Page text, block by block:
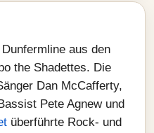
aus den
the Shadettes. Die
Dan McCafferty,
Pete Agnew und
überführte Rock- und